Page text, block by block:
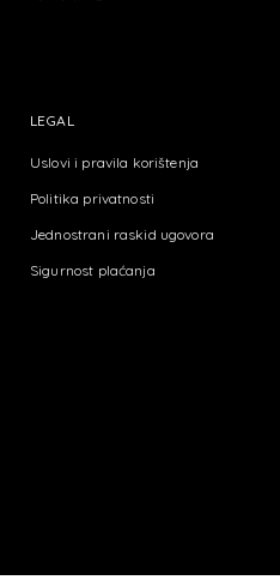
LEGAL
Uslovi i pravila korištenja
Politika privatnosti
Jednostrani raskid ugovora
Sigurnost plaćanja